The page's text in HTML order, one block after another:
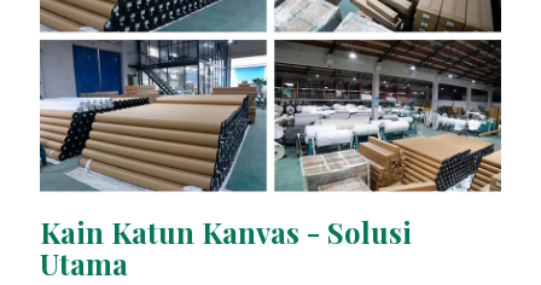
Kain Katun Kanvas - Solusi
Utama